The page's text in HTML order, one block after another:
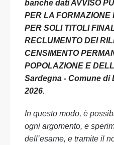
banche dati AVVISO
PER LA FORMAZIONE
PER SOLI TITOLI
RECLUMENTO DEI
CENSIMENTO
POPOLAZIONE E
Sardegna - Comune di
2026.
In questo modo, è
ogni argomento, e
dell’esame, e tramite il